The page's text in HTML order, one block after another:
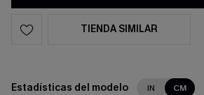
TIENDA SIMILAR
Estadísticas del modelo IN CM